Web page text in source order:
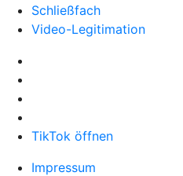
Schließfach
Video-Legitimation
TikTok öffnen
Impressum